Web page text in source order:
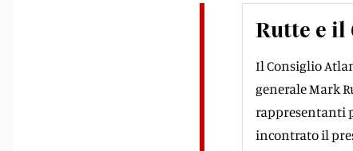
Rutte e il
Il Consiglio
generale Mark
rappresentanti
incontrato il